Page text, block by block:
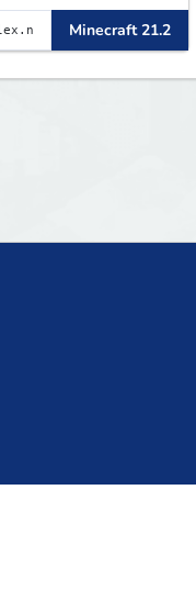
Minecraft 21.2